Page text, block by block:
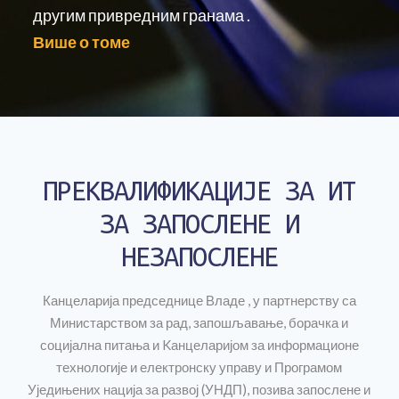
другим привредним гранама .
Више о томе
ПРЕKВАЛИФИKАЦИЈЕ ЗА ИТ
ЗА ЗАПОСЛЕНЕ И
НЕЗАПОСЛЕНЕ
Канцеларија председнице Владе , у партнерству са
Министарством за рад, запошљавање, борачка и
социјална питања и Kанцеларијом за информационе
технологије и електронску управу и Програмом
Уједињених нација за развој (УНДП), позива запослене и